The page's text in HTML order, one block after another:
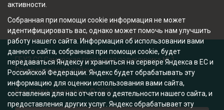
ГБУЗ СО Самарская городская поликлиника № 1
Промышленного района
Все права защищены. © 2020
активности.
Собранная при помощи cookie информация не может
идентифицировать вас, однако может помочь нам улучшить
работу нашего сайта. Информация об использовании вами
данного сайта, собранная при помощи cookie, будет
передаваться Яндексу и храниться на сервере Яндекса в ЕС и
Российской Федерации. Яндекс будет обрабатывать эту
информацию для оценки использования вами сайта,
составления для нас отчетов о деятельности нашего сайта, и
предоставления других услуг. Яндекс обрабатывает эту